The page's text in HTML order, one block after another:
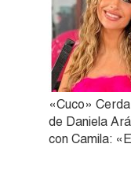
«Cuco»
de Daniela
con Camila: